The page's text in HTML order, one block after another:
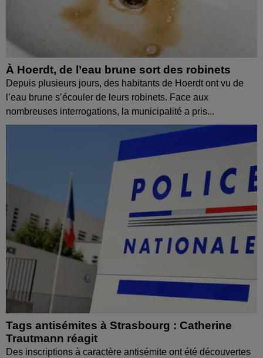
À Hoerdt, de l’eau brune sort des robinets
Depuis plusieurs jours, des habitants de Hoerdt ont vu de
l’eau brune s’écouler de leurs robinets. Face aux
nombreuses interrogations, la municipalité a pris...
Tags antisémites à Strasbourg : Catherine
Trautmann réagit
Des inscriptions à caractère antisémite ont été découvertes